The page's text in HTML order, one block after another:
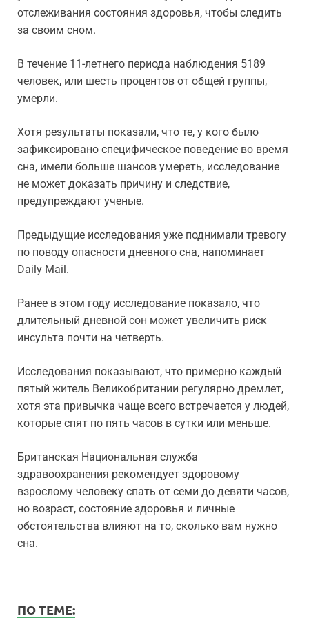
отслеживания состояния здоровья, чтобы следить
за своим сном.
В течение 11-летнего периода наблюдения 5189
человек, или шесть процентов от общей группы,
умерли.
Хотя результаты показали, что те, у кого было
зафиксировано специфическое поведение во время
сна, имели больше шансов умереть, исследование
не может доказать причину и следствие,
предупреждают ученые.
Предыдущие исследования уже поднимали тревогу
по поводу опасности дневного сна, напоминает
Daily Mail.
Ранее в этом году исследование показало, что
длительный дневной сон может увеличить риск
инсульта почти на четверть.
Исследования показывают, что примерно каждый
пятый житель Великобритании регулярно дремлет,
хотя эта привычка чаще всего встречается у людей,
которые спят по пять часов в сутки или меньше.
Британская Национальная служба
здравоохранения рекомендует здоровому
взрослому человеку спать от семи до девяти часов,
но возраст, состояние здоровья и личные
обстоятельства влияют на то, сколько вам нужно
сна.
ПО ТЕМЕ: